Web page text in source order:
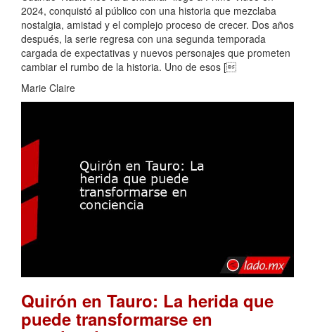
2024, conquistó al público con una historia que mezclaba
nostalgia, amistad y el complejo proceso de crecer. Dos años
después, la serie regresa con una segunda temporada
cargada de expectativas y nuevos personajes que prometen
cambiar el rumbo de la historia. Uno de esos [
Marie Claire
Quirón en Tauro: La herida que
puede transformarse en